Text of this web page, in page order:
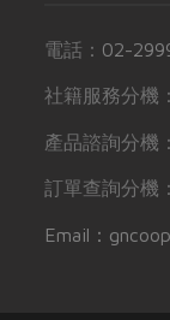
電話： 02-
社籍服務分機
產品諮詢分機
訂單查詢分機
Email：